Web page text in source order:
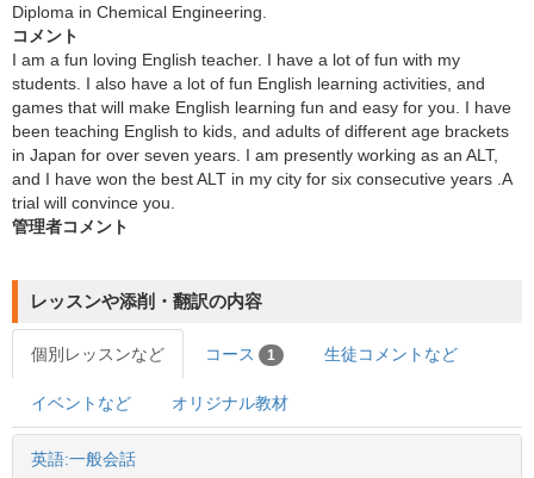
Diploma in Chemical Engineering.
コメント
I am a fun loving English teacher. I have a lot of fun with my
students. I also have a lot of fun English learning activities, and
games that will make English learning fun and easy for you. I have
been teaching English to kids, and adults of different age brackets
in Japan for over seven years. I am presently working as an ALT,
and I have won the best ALT in my city for six consecutive years .A
trial will convince you.
管理者コメント
レッスンや添削・翻訳の内容
個別レッスンなど コース 1 生徒コメントなど
イベントなど オリジナル教材
英語:一般会話